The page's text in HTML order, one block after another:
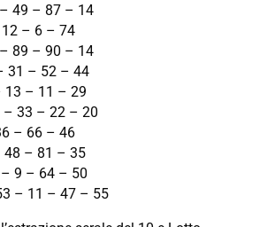
49 – 87 – 14
– 6 – 74
89 – 90 – 14
31 – 52 – 44
13 – 11 – 29
– 33 – 22 – 20
– 66 – 46
48 – 81 – 35
9 – 64 – 50
– 11 – 47 – 55